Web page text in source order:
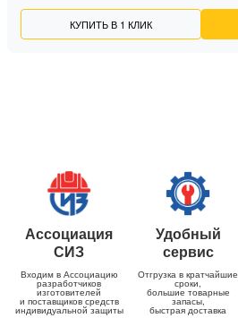
КУПИТЬ В 1 КЛИК
Ассоциация
СИЗ
Входим в Ассоциацию
разработчиков
изготовителей
и поставщиков средств
индивидуальной защиты
Удобный
сервис
Отгрузка в кратчайшие
сроки,
большие товарные
запасы,
быстрая доставка